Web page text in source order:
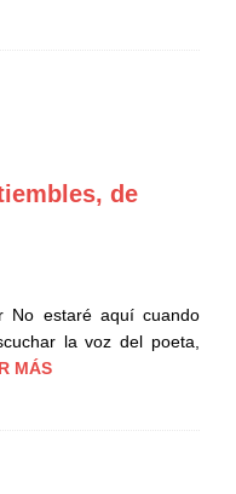
de
No estaré aquí cuando
la voz del poeta,
MÁS